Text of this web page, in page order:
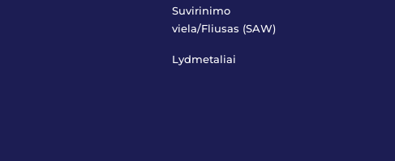
Suvirinimo
viela/Fliusas (SAW)
Lydmetaliai